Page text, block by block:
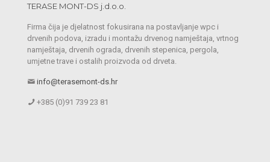
TERASE MONT-DS j.d.o.o.
Firma čija je djelatnost fokusirana na postavljanje wpc i
drvenih podova, izradu i montažu drvenog namještaja, vrtnog
namještaja, drvenih ograda, drvenih stepenica, pergola,
umjetne trave i ostalih proizvoda od drveta.
info@terasemont-ds.hr
+385 (0)91 739 23 81